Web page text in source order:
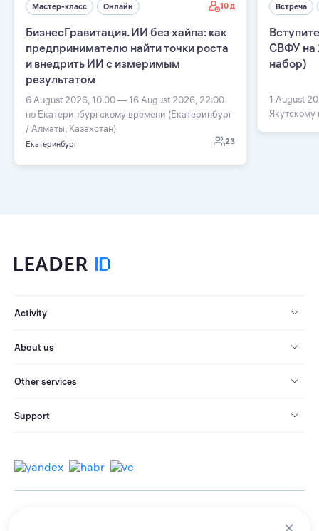
Мастер-класс Онлайн 10 д
БизнесГравитация. ИИ без хайпа: как
предпринимателю найти точки роста
и внедрить ИИ с измеримым
результатом
6 August 2026, 10:00 — 16 August 2026, 22:00
по Екатеринбургскому времени (Екатеринбург
/ Алматы, Казахстан)
Екатеринбург 23
Встреча
СВФУ на
набор)
1 August
Activity
About us
Other services
Support